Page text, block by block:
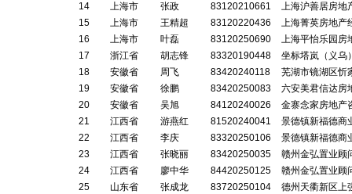
14
上海市 张政 83120210661
上海沪善居房地
15
上海市 王精超 83120220436
上海菁英房地产
16
上海市 叶磊 83120250690
上海平怡乐园房
17
浙江省 胡志锋 83320190448
坐标塔岚（义乌
18
安徽省 周飞 83420240118
芜湖市镜湖区忻
19
安徽省 徐鹏 83420250083
六安美君信达房
20
安徽省 吴旭 84120240026
金寨念家房地产
21
江西省 游燕红 81520240041
景德镇新福德商
22
江西省 李庆 83320250106
景德镇新福德商
23
江西省 张晓丽 83420250035
赣州金弘置业顾
24
江西省 廖中华 84420250125
赣州金弘置业顾
25
山东省 张成龙 83720250104
德州天衢新区上